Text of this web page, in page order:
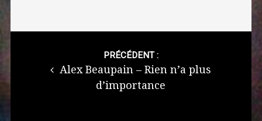
PRÉCÉDENT :
Alex Beaupain – Rien n’a plus
d’importance